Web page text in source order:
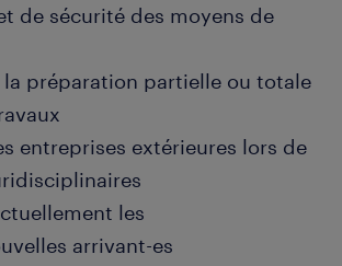
de sécurité des moyens de
la préparation partielle ou totale
entreprises extérieures lors de
les
arrivant-es